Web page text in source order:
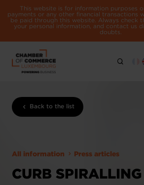
This website is for information purposes
payments or any other financial transactions
be paid through this website. Always check
your personal information, and contact us
doubts.
Back to the list
All information Press articles
CURB SPIRALLING